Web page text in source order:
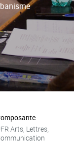
Arts, Lettres,